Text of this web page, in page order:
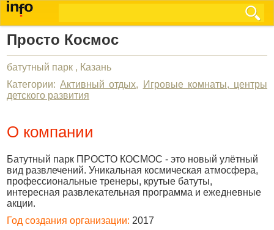
Просто Космос
батутный парк , Казань
Категории:Активный отдых,
Игровые комнаты, центры
детского развития
О компании
Батутный парк ПРОСТО КОСМОС - это новый улётный
вид развлечений. Уникальная космическая атмосфера,
профессиональные тренеры, крутые батуты,
интересная развлекательная программа и ежедневные
акции.
Год создания организации: 2017